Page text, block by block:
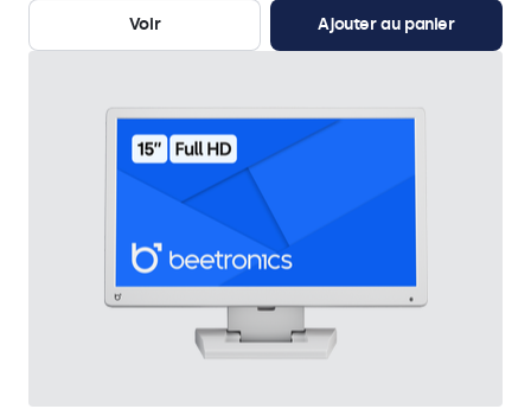
Voir Ajouter au panier